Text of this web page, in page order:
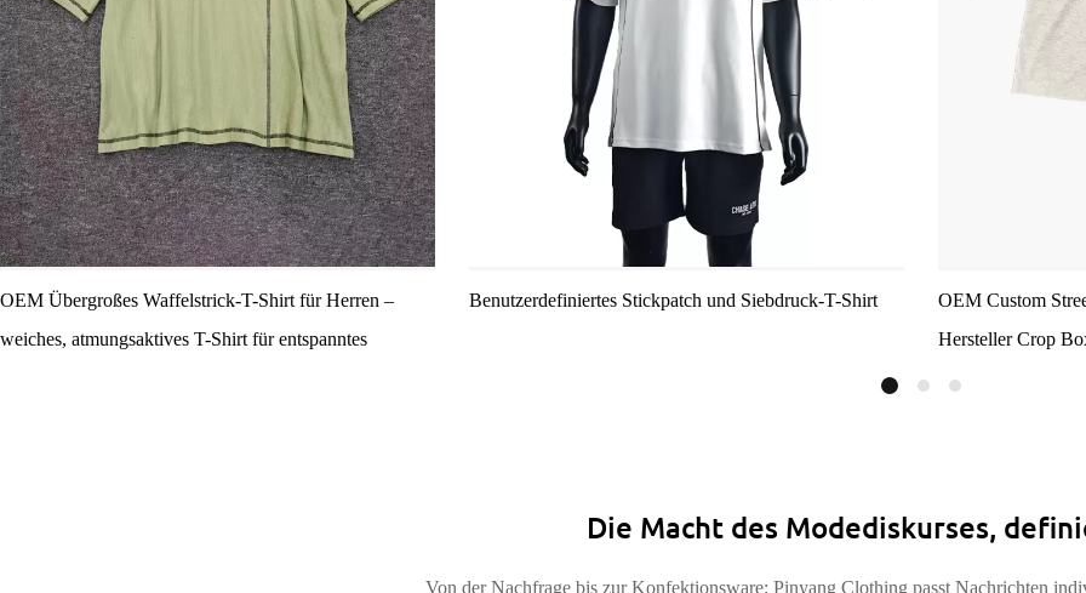
OEM Übergroßes Waffelstrick-T-Shirt für Herren –
weiches, atmungsaktives T-Shirt für entspanntes
Benutzerdefiniertes Stickpatch und Siebdruck-T-Shirt
OEM Custom
Hersteller Crop
Die Macht des Modediskurses,
Von der Nachfrage bis zur Konfektionsware: Pinyang Clothing passt Nachrichten